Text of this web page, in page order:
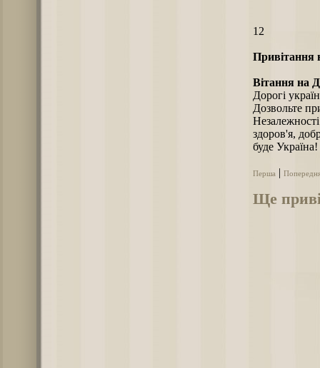
12
Привітання
Вітання на
Дорогі
Дозвольте
здоров'я,
буде Україна!
Перша
Ще